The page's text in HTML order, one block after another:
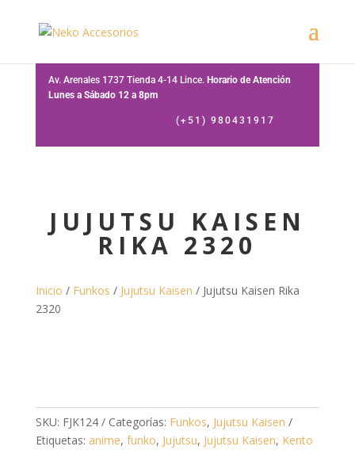
Av. Arenales 1737 Tienda 4-14 Lince. Horario de Atención
Lunes a Sábado 12 a 8pm
(+51) 980431917
JUJUTSU KAISEN
RIKA 2320
Inicio / Funkos / Jujutsu Kaisen / Jujutsu Kaisen Rika
2320
SKU: FJK124 Categorías: Funkos, Jujutsu Kaisen
Etiquetas: anime, funko, Jujutsu, Jujutsu Kaisen, Kento